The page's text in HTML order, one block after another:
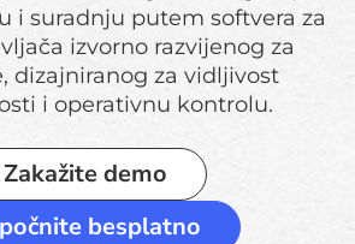
i suradnju putem softvera za
izvorno razvijenog za
dizajniranog za vidljivost
i operativnu kontrolu.
Zakažite demo
besplatno